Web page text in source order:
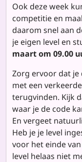
Ook deze week
competitie en
daarom snel aan
je eigen level en
maart om 09.00
Zorg ervoor dat je
met een
terugvinden. Kijk
waar je de code
En vergeet
Heb je je level
voor het einde
level helaas niet